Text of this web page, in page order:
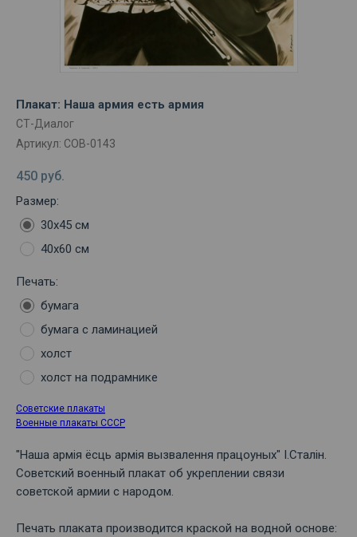
Плакат: Наша армия есть армия
СТ-Диалог
Артикул: СОВ-0143
450 руб.
Размер:
30х45 см
40х60 см
Печать:
бумага
бумага с ламинацией
холст
холст на подрамнике
Советские плакаты
Военные плакаты СССР
"Наша армiя ёсць армiя вызвалення працоуных" I.Сталiн.
Советский военный плакат об укреплении связи
советской армии с народом.
Печать плаката производится краской на водной основе: